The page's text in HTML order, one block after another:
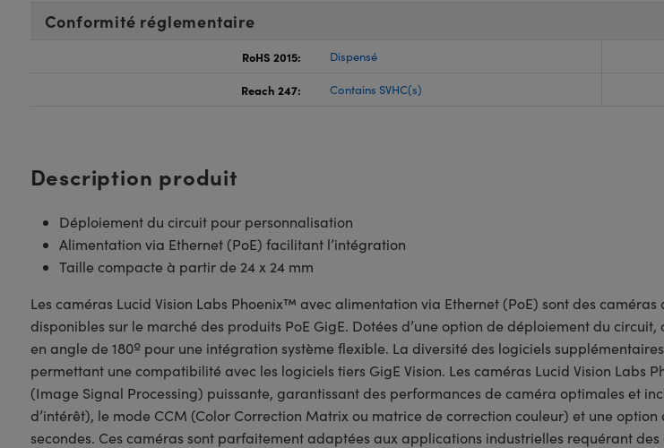
Conformité réglementaire
RoHS 2015: Dispensé
Reach 247: Contains SVHC(s)
Description produit
Déploiement du circuit pour personnalisation
Alimentation via Ethernet (PoE) facilitant l’intégration
Taille compacte à partir de 24 x 24 mm
Les caméras Lucid Vision Labs Phoenix™ avec alimentation via Ethernet (PoE) sont des
disponibles sur le marché des produits PoE GigE. Dotées d’une option de déploiement du
en angle de 180º pour une intégration système flexible. La diversité des logiciels
permettant une compatibilité avec les logiciels tiers GigE Vision. Les caméras Lucid Vision Labs
(Image Signal Processing) puissante, garantissant des performances de caméra optimales et
d’intérêt), le mode CCM (Color Correction Matrix ou matrice de correction couleur) et une
secondes. Ces caméras sont parfaitement adaptées aux applications industrielles requérant